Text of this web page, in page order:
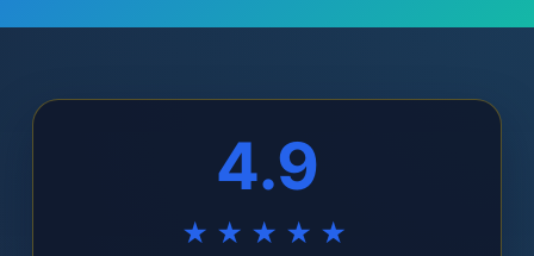
4.9
★★★★★